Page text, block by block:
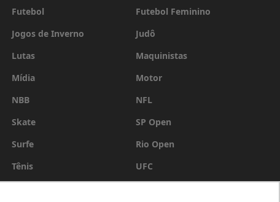
Futebol
Futebol Feminino
Jogos de Inverno
Judô
Lutas
Maquinistas
Mídia
Motor
NBB
NFL
Skate
SP Open
Surfe
Rio Open
Tênis
UFC